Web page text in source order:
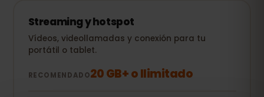
Streaming y hotspot
Vídeos, videollamadas y conexión para tu
portátil o tablet.
RECOMENDADO20 GB+ o Ilimitado